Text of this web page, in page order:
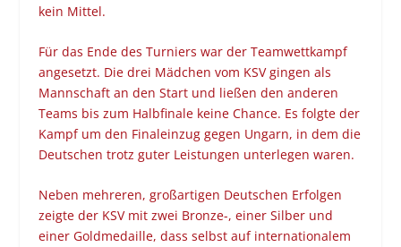
kein Mittel.
Für das Ende des Turniers war der Teamwettkampf
angesetzt. Die drei Mädchen vom KSV gingen als
Mannschaft an den Start und ließen den anderen
Teams bis zum Halbfinale keine Chance. Es folgte der
Kampf um den Finaleinzug gegen Ungarn, in dem die
Deutschen trotz guter Leistungen unterlegen waren.
Neben mehreren, großartigen Deutschen Erfolgen
zeigte der KSV mit zwei Bronze-, einer Silber und
einer Goldmedaille, dass selbst auf internationalem